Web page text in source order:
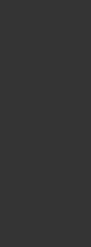
möchten,
und Menschen,
zu erfassen,
verfolgen.
Statistiken,
zu bleiben.
und
Fortschritte
in